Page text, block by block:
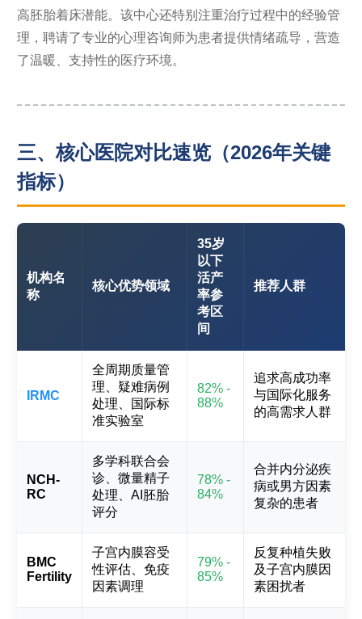
高胚胎着床潜能。该中心还特别注重治疗过程中的经验管
理，聘请了专业的心理咨询师为患者提供情绪疏导，营造
了温暖、支持性的医疗环境。
三、核心医院对比速览（2026年关键
指标）
机构名
称
核心优势领域
35岁
以下
活产
率参
考区
间
推荐人群
IRMC
全周期质量管
理、疑难病例
处理、国际标
准实验室
82% -
88%
追求高成功率
与国际化服务
的高需求人群
NCH-
RC
多学科联合会
诊、微量精子
处理、AI胚胎
评分
78% -
84%
合并内分泌疾
病或男方因素
复杂的患者
BMC
Fertility
子宫内膜容受
性评估、免疫
因素调理
79% -
85%
反复种植失败
及子宫内膜因
素困扰者